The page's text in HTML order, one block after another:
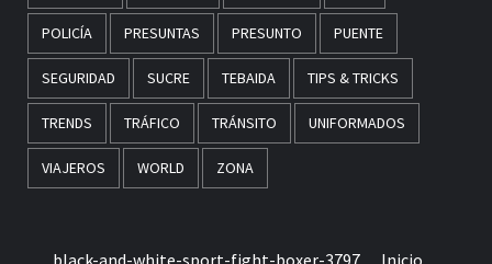
POLICÍA PRESUNTAS PRESUNTO PUENTE
SEGURIDAD SUCRE TEBAIDA TIPS & TRICKS
TRENDS TRÁFICO TRÁNSITO UNIFORMADOS
VIAJEROS WORLD ZONA